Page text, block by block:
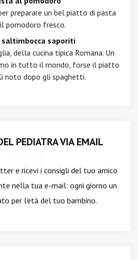
preparare un bel piatto di pasta
pomodoro fresco.
saltimbocca saporiti
della cucina tipica Romana. Un
in tutto il mondo, forse il piatto
noto dopo gli spaghetti.
PEDIATRA VIA EMAIL
e ricevi i consigli del tuo amico
nella tua e-mail: ogni giorno un
per l'età del tuo bambino.